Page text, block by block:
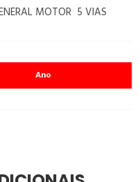
MOTOR 5 VIAS
Ano